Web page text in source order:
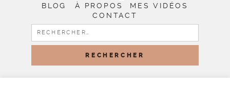
BLOG À PROPOS
MES VIDÉOS
CONTACT
RECHERCHER :